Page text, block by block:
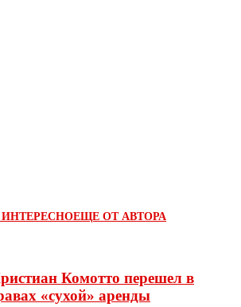
ЕЩЕ ОТ АВТОРА
Комотто перешел в
«сухой» аренды